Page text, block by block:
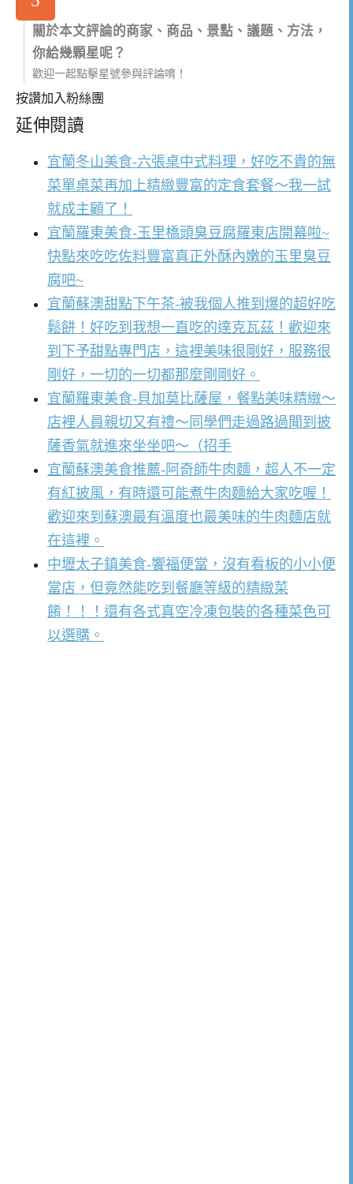
關於本文評論的商家、商品、景點、議題、方法，
你給幾顆星呢？
歡迎一起點擊星號參與評論唷！
按讚加入粉絲團
延伸閱讀
宜蘭冬山美食-六張桌中式料理，好吃不貴的無
菜單桌菜再加上精緻豐富的定食套餐～我一試
就成主顧了！
宜蘭羅東美食-玉里橋頭臭豆腐羅東店開幕啦~
快點來吃吃佐料豐富真正外酥內嫩的玉里臭豆
腐吧~
宜蘭蘇澳甜點下午茶-被我個人推到爆的超好吃
鬆餅！好吃到我想一直吃的達克瓦茲！歡迎來
到下予甜點專門店，這裡美味很剛好，服務很
剛好，一切的一切都那麼剛剛好。
宜蘭羅東美食-貝加莫比薩屋，餐點美味精緻～
店裡人員親切又有禮～同學們走過路過聞到披
薩香氣就進來坐坐吧～（招手
宜蘭蘇澳美食推薦-阿奇師牛肉麵，超人不一定
有紅披風，有時還可能煮牛肉麵給大家吃喔！
歡迎來到蘇澳最有溫度也最美味的牛肉麵店就
在這裡。
中壢太子鎮美食-饗福便當，沒有看板的小小便
當店，但竟然能吃到餐廳等級的精緻菜
餚！！！還有各式真空冷凍包裝的各種菜色可
以選購。